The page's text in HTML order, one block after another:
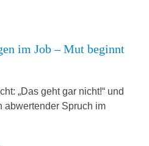
im Job – Mut beginnt
„Das geht gar nicht!“ und
abwertender Spruch im